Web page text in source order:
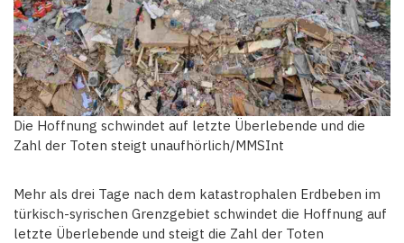
Die Hoffnung schwindet auf letzte Überlebende und die
Zahl der Toten steigt unaufhörlich/MMSInt
Mehr als drei Tage nach dem katastrophalen Erdbeben im
türkisch-syrischen Grenzgebiet schwindet die Hoffnung auf
letzte Überlebende und steigt die Zahl der Toten